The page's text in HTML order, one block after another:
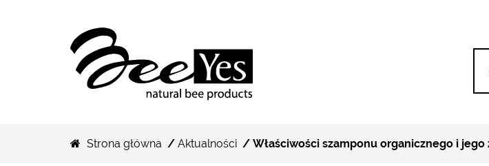
Strona główna / Aktualności/ Właściwości szamponu organicznego i jego